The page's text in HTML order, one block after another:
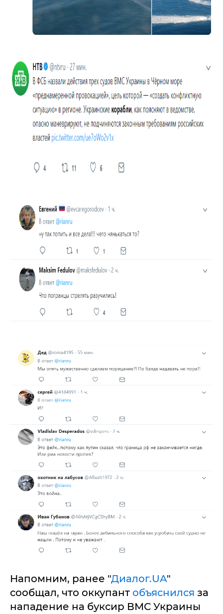
Напомним, ранее "Диалог.UA"
сообщал, что оккупант объяснился за
нападение на буксир ВМС Украины